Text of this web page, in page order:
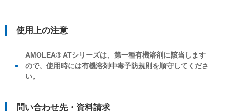
使用上の注意
AMOLEA® ATシリーズは、第一種有機溶剤に該当します
ので、使用時には有機溶剤中毒予防規則を順守してくださ
い。
問い合わせ先・資料請求